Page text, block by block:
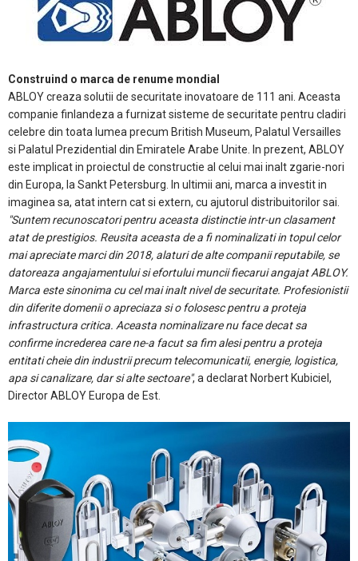
Construind o marca de renume mondial
ABLOY creaza solutii de securitate inovatoare de 111 ani. Aceasta
companie finlandeza a furnizat sisteme de securitate pentru cladiri
celebre din toata lumea precum British Museum, Palatul Versailles
si Palatul Prezidential din Emiratele Arabe Unite. In prezent, ABLOY
este implicat in proiectul de constructie al celui mai inalt zgarie-nori
din Europa, la Sankt Petersburg. In ultimii ani, marca a investit in
imaginea sa, atat intern cat si extern, cu ajutorul distribuitorilor sai.
"Suntem recunoscatori pentru aceasta distinctie intr-un clasament
atat de prestigios. Reusita aceasta de a fi nominalizati in topul celor
mai apreciate marci din 2018, alaturi de alte companii reputabile, se
datoreaza angajamentului si efortului muncii fiecarui angajat ABLOY.
Marca este sinonima cu cel mai inalt nivel de securitate. Profesionistii
din diferite domenii o apreciaza si o folosesc pentru a proteja
infrastructura critica. Aceasta nominalizare nu face decat sa
confirme increderea care ne-a facut sa fim alesi pentru a proteja
entitati cheie din industrii precum telecomunicatii, energie, logistica,
apa si canalizare, dar si alte sectoare", a declarat Norbert Kubiciel,
Director ABLOY Europa de Est.